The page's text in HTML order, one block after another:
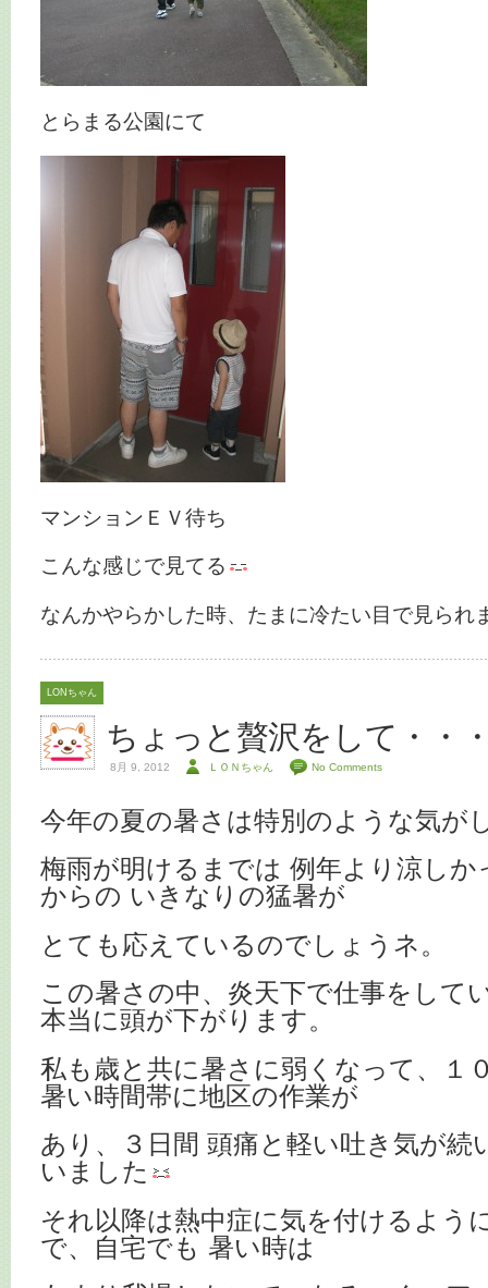
とらまる公園にて
マンションＥＶ待ち
こんな感じで見てる
なんかやらかした時、たまに冷たい目で見られ
LONちゃん
ちょっと贅沢をして・・
8月 9, 2012 ＬＯＮちゃん No Comments
今年の夏の暑さは特別のような気が
梅雨が明けるまでは 例年より涼しか
からの いきなりの猛暑が
とても応えているのでしょうネ。
この暑さの中、炎天下で仕事をして
本当に頭が下がります。
私も歳と共に暑さに弱くなって、１
暑い時間帯に地区の作業が
あり、３日間 頭痛と軽い吐き気が続
いました
それ以降は熱中症に気を付けるよう
で、 自宅でも 暑い時は